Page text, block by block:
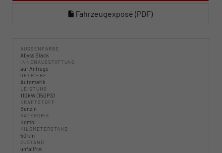
Fahrzeugexposé (PDF)
AUSSENFARBE
Abyss Black
INNENAUSSTATTUNG
auf Anfrage
GETRIEBE
Automatik
LEISTUNG
110 kW (150 PS)
KRAFTSTOFF
Benzin
KATEGORIE
Kombi
KILOMETERSTAND
50 km
ZUSTAND
unfallfrei